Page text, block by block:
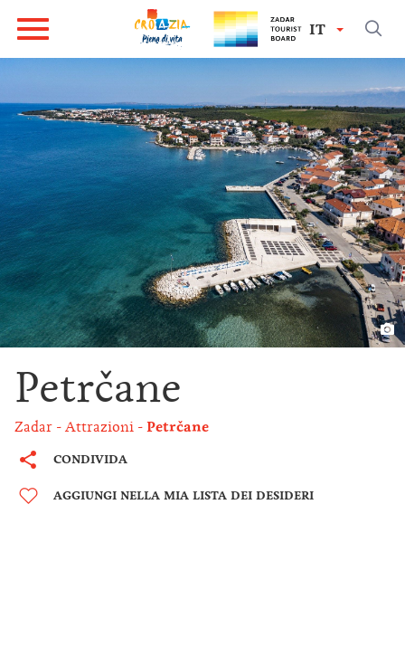
IT
Petrčane
Zadar Attrazioni Petrčane
CONDIVIDA
AGGIUNGI NELLA MIA LISTA DEI DESIDERI